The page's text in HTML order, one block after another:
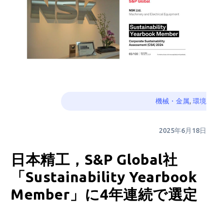
機械・金属, 環境
2025年6月18日
日本精工，S&P Global社
「Sustainability Yearbook
Member」に4年連続で選定